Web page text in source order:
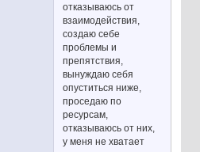
отказываюсь от
взаимодействия,
создаю себе
проблемы и
препятствия,
вынуждаю себя
опуститься ниже,
проседаю по
ресурсам,
отказываюсь от них,
у меня не хватает